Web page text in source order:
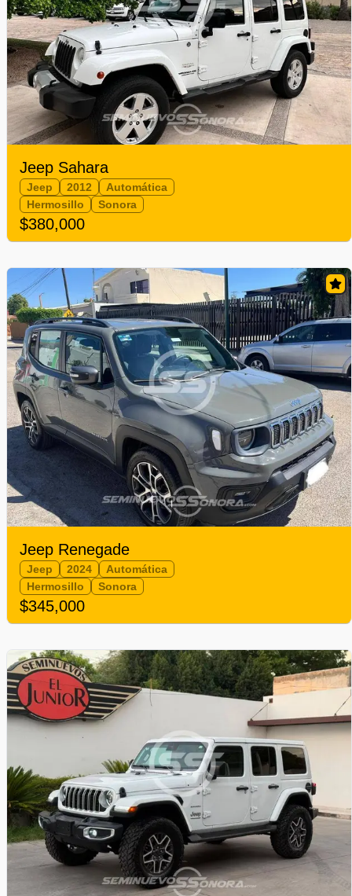
Jeep Sahara
Jeep 2012
Automática
Hermosillo
Sonora
$380,000
Jeep Renegade
Jeep 2024
Automática
Hermosillo
Sonora
$345,000